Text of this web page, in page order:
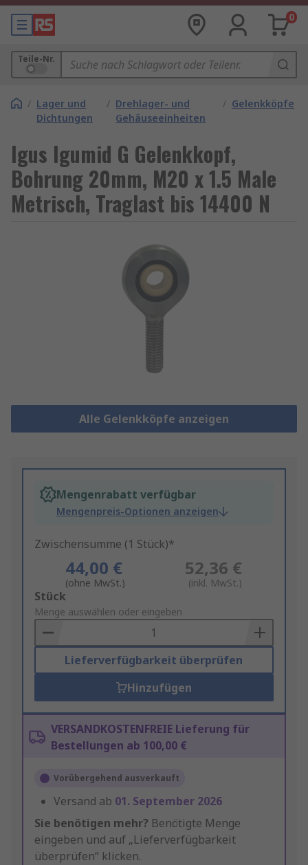
0
Teile-Nr.
/ Lager und
Dichtungen
/ Drehlager- und
Gehäuseeinheiten
/ Gelenkköpfe
Igus Igumid G Gelenkkopf,
Bohrung 20mm, M20 x 1.5 Male
Metrisch, Traglast bis 14400 N
Alle Gelenkköpfe anzeigen
Mengenrabatt verfügbar
Mengenpreis-Optionen anzeigen
Zwischensumme (1 Stück)*
44,00 €
(ohne MwSt.)
52,36 €
(inkl. MwSt.)
Add
to
Basket
Stück
Menge auswählen oder eingeben
Lieferverfügbarkeit überprüfen
Hinzufügen
VERSANDKOSTENFREIE Lieferung für
Bestellungen ab 100,00 €
Vorübergehend ausverkauft
Versand ab 01. September 2026
Sie benötigen mehr? Benötigte Menge
eingeben und auf „Lieferverfügbarkeit
überprüfen“ klicken.